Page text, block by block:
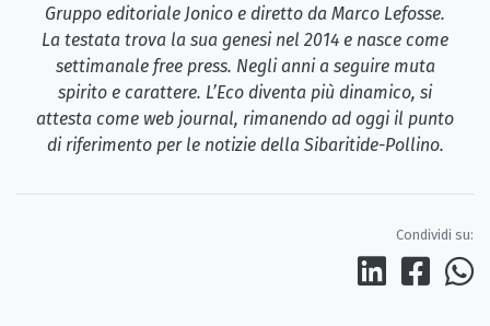
Gruppo editoriale Jonico e diretto da Marco Lefosse.
La testata trova la sua genesi nel 2014 e nasce come
settimanale free press. Negli anni a seguire muta
spirito e carattere. L’Eco diventa più dinamico, si
attesta come web journal, rimanendo ad oggi il punto
di riferimento per le notizie della Sibaritide-Pollino.
Condividi su: